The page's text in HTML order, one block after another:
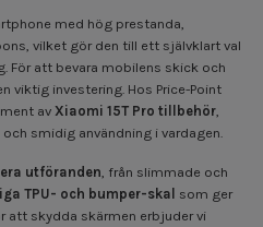
med hög prestanda,
vilket gör den till ett självklart val
För att bevara mobilens skick och
viktig investering. Hos Price-Point
av Xiaomi 15T Pro tillbehör
smidig användning i vardagen.
utföranden , från slimmade och
TPU- och bumper-skal som ger
att skydda skärmen erbjuder vi